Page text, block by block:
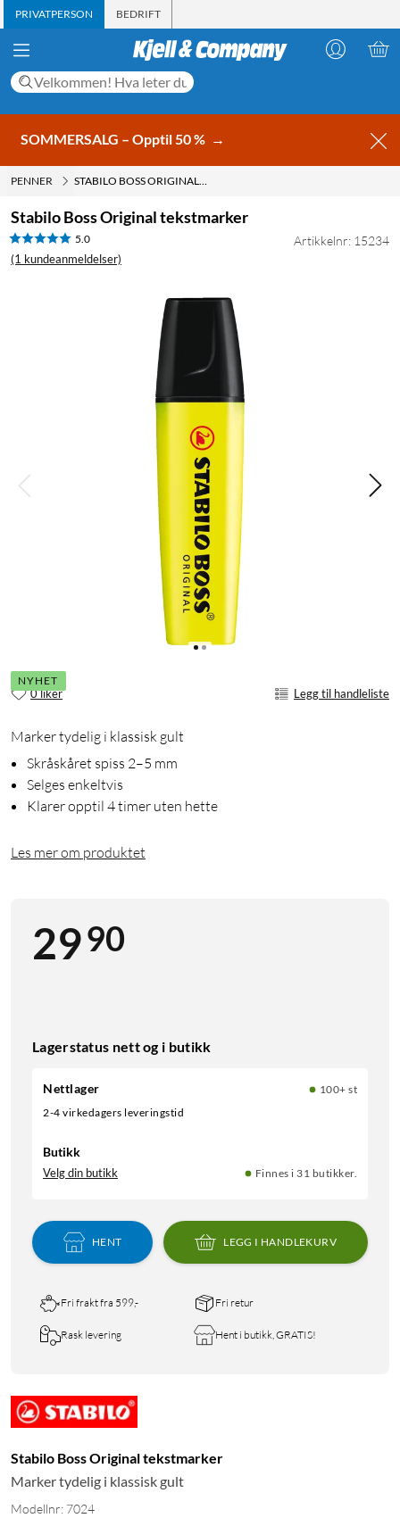
PRIVATPERSON BEDRIFT
SOMMERSALG – Opptil 50 % →
PENNER STABILO BOSS ORIGINAL TEKSTMARKER
Stabilo Boss Original tekstmarker
5.0
(1 kundeanmeldelser)
Artikkelnr: 15234
NYHET
0 liker Legg til handleliste
Marker tydelig i klassisk gult
Skråskåret spiss 2–5 mm
Selges enkeltvis
Klarer opptil 4 timer uten hette
Les mer om produktet
2990
Lagerstatus nett og i butikk
Nettlager
100+ st
2-4 virkedagers leveringstid
Butikk
Velg din butikk Finnes i 31 butikker.
HENT LEGG I HANDLEKURV
Fri frakt fra 599,- Fri retur
Rask levering Hent i butikk, GRATIS!
Stabilo Boss Original tekstmarker
Marker tydelig i klassisk gult
Modellnr: 7024